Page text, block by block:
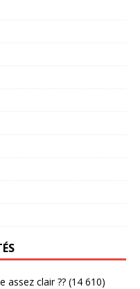
assez clair ?? (14 610)